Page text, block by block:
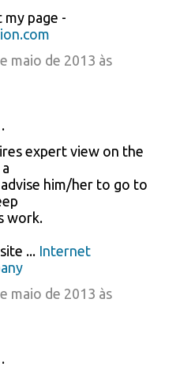
page -
maio de 2013 às
expert view on the
him/her to go to
work.
... Internet
maio de 2013 às